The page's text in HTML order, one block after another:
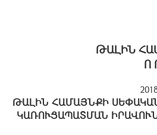
ԹԱԼԻՆ
Ո
ԹԱԼԻՆ ՀԱՄԱՅՆՔԻ
ԿԱՌՈՒՑԱՊԱՏՄԱՆ